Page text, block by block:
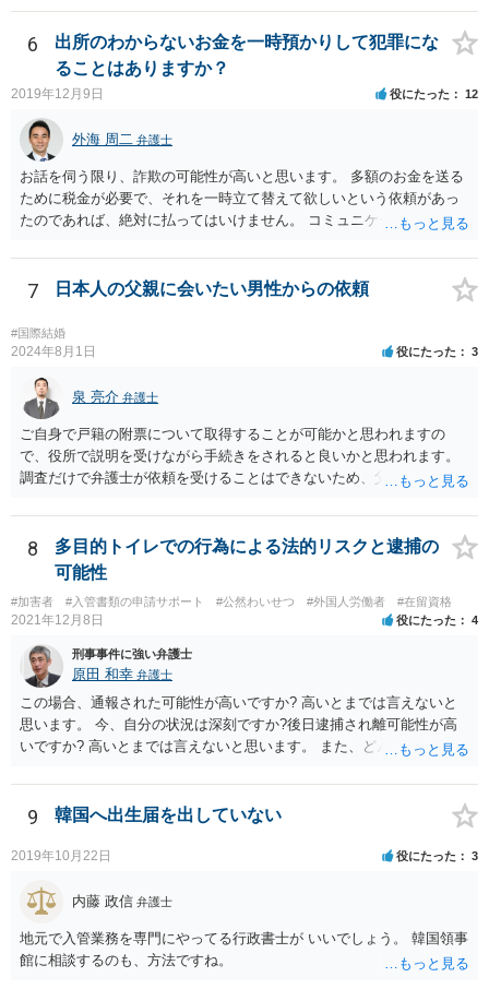
6
出所のわからないお金を一時預かりして犯罪にな
ることはありますか？
2019年12月9日 役にたった 12
外海 周二 弁護士
お話を伺う限り、詐欺の可能性が高いと思います。 多額のお金を送る
ために税金が必要で、それを一時立て替えて欲しいという依頼があっ
たのであれば、絶対に払ってはいけません。 コミュニケーションサイ
ん。 預かって欲しいお金を送るなどというのは虚言であり、単にあな
たから金銭を詐取しようとしている可能性が高いです。 間に合えばよ
7 日本人の父親に会いたい男性からの依頼
#国際結婚
2024年8月1日 役にたった 3
泉 亮介 弁護士
ご自身で戸籍の附票について取得することが可能かと思われますの
で、役所で説明を受けながら手続きをされると良いかと思われます。
調査だけで弁護士が依頼を受けることはできないため、父親に対して
ょう。
8
多目的トイレでの行為による法的リスクと逮捕の
可能性
#加害者 #入管書類の申請サポート #公然わいせつ #外国人労働者 #在留資格
2021年12月8日 役にたった 4
刑事事件に強い弁護士
原田 和幸 弁護士
この場合、通報された可能性が高いですか? 高いとまでは言えないと
思います。 今、自分の状況は深刻ですか?後日逮捕され離可能性が高
いですか? 高いとまでは言えないと思います。 また、どんな犯罪をし
たりでしょうか。
9 韓国へ出生届を出していない
2019年10月22日 役にたった 3
内藤 政信 弁護士
地元で入管業務を専門にやってる行政書士が いいでしょう。 韓国領事
館に相談するのも、方法ですね。